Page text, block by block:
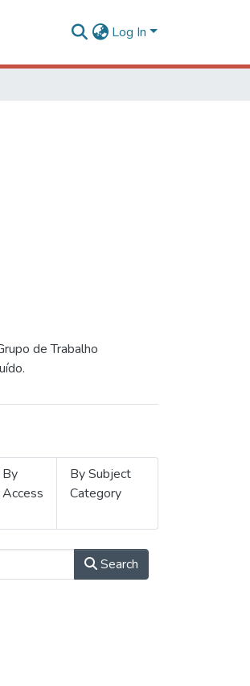
Log In
de Trabalho
By
Access
By Subject
Category
Search